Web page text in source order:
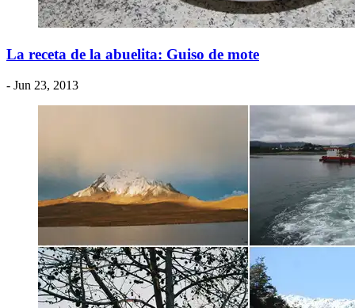
La receta de la abuelita: Guiso de mote
- Jun 23, 2013